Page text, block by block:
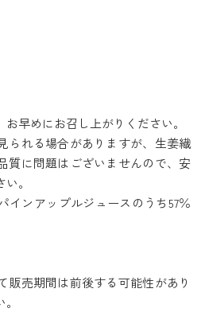
早めにお召し上がりください。
られる場合がありますが、生姜繊
質に問題はございませんので、安
。
インアップルジュースのうち57％
販売期間は前後する可能性があり